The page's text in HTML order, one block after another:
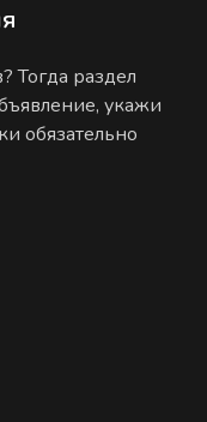
Тогда раздел
укажи
обязательно